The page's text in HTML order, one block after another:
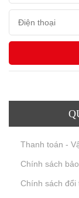
Thanh toán -
Chính sách
Chính sách đổi